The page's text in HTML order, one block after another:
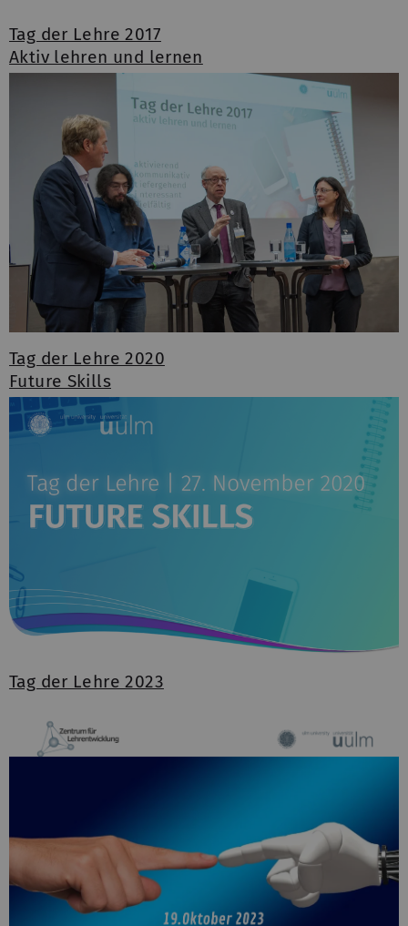
Tag der Lehre 2017
Aktiv lehren und lernen
Tag der Lehre 2020
Future Skills
Tag der Lehre 2023